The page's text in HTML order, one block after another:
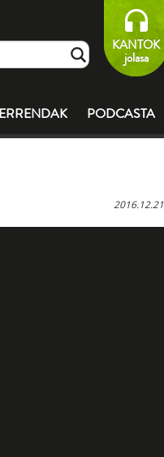
KANTOK
jolasa
PODCASTA
2016.12.21